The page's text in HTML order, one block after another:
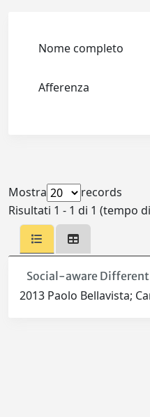
Nome completo
Afferenza
Mostra
records
Risultati 1 - 1 di 1 (tempo
Social-aware
2013 Paolo Bellavista;